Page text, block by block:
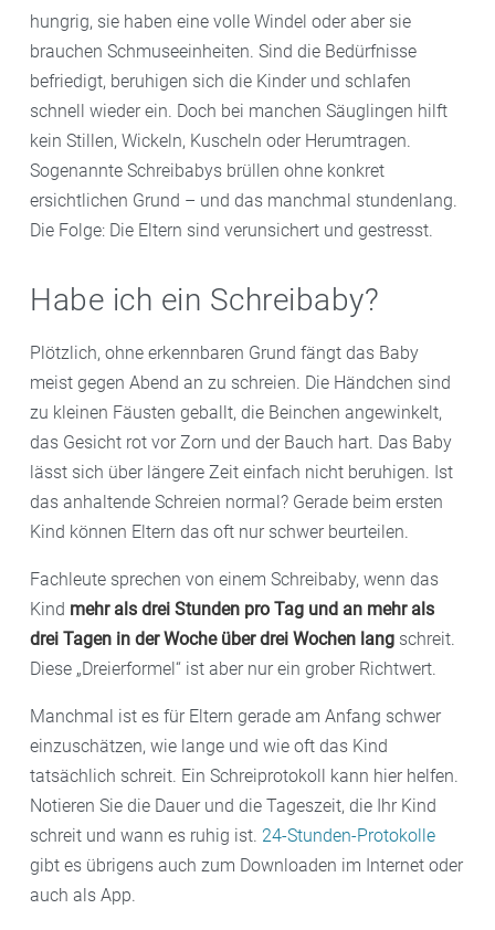
hungrig, sie haben eine volle Windel oder aber sie
brauchen Schmuseeinheiten. Sind die Bedürfnisse
befriedigt, beruhigen sich die Kinder und schlafen
schnell wieder ein. Doch bei manchen Säuglingen hilft
kein Stillen, Wickeln, Kuscheln oder Herumtragen.
Sogenannte Schreibabys brüllen ohne konkret
ersichtlichen Grund – und das manchmal stundenlang.
Die Folge: Die Eltern sind verunsichert und gestresst.
Habe ich ein Schreibaby?
Plötzlich, ohne erkennbaren Grund fängt das Baby
meist gegen Abend an zu schreien. Die Händchen sind
zu kleinen Fäusten geballt, die Beinchen angewinkelt,
das Gesicht rot vor Zorn und der Bauch hart. Das Baby
lässt sich über längere Zeit einfach nicht beruhigen. Ist
das anhaltende Schreien normal? Gerade beim ersten
Kind können Eltern das oft nur schwer beurteilen.
Fachleute sprechen von einem Schreibaby, wenn das
Kind mehr als drei Stunden pro Tag und an mehr als
drei Tagen in der Woche über drei Wochen lang schreit.
Diese „Dreierformel“ ist aber nur ein grober Richtwert.
Manchmal ist es für Eltern gerade am Anfang schwer
einzuschätzen, wie lange und wie oft das Kind
tatsächlich schreit. Ein Schreiprotokoll kann hier helfen.
Notieren Sie die Dauer und die Tageszeit, die Ihr Kind
schreit und wann es ruhig ist. 24-Stunden-Protokolle
gibt es übrigens auch zum Downloaden im Internet oder
auch als App.